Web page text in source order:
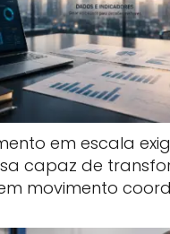
em escala
capaz de
movimento